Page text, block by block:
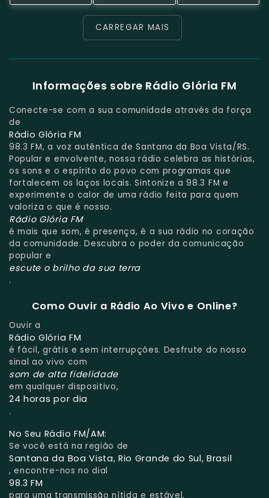
CARREGAR MAIS
Informações sobre Rádio Glória FM
Conecte-se com a sua comunidade através da força
de
Rádio Glória FM
98.3 FM, a voz autêntica de Santana da Boa Vista/RS.
Popular e envolvente, nossa rádio celebra as histórias,
os sons e o espírito do povo com programas que
fortalecem os laços locais. Sintonize a 98.3 FM e
experimente o calor de uma rádio feita para quem
valoriza o que é nosso.
Rádio Glória FM
é mais que som, é presença, é a sua rádio no coração
da comunidade. Descubra o poder da comunicação
popular e
escute o brilho da sua terra
.
Como Ouvir a Rádio Ao Vivo e Online?
Ouvir a
Rádio Glória FM
é fácil, grátis e sem interrupções. Desfrute do nosso
sinal ao vivo com
som de alta fidelidade
em qualquer dispositivo,
24 horas por dia
.
No Seu Rádio FM/AM:
Se você está na região de
Santana da Boa Vista, Rio Grande do Sul, Brasil
, encontre-nos no dial
98.3 FM
para uma transmissão nítida e estável.